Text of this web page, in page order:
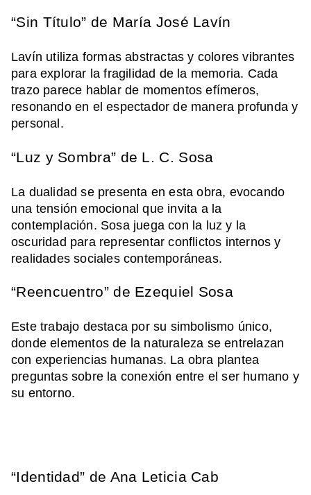
“Sin Título” de María José Lavín
Lavín utiliza formas abstractas y colores vibrantes
para explorar la fragilidad de la memoria. Cada
trazo parece hablar de momentos efímeros,
resonando en el espectador de manera profunda y
personal.
“Luz y Sombra” de L. C. Sosa
La dualidad se presenta en esta obra, evocando
una tensión emocional que invita a la
contemplación. Sosa juega con la luz y la
oscuridad para representar conflictos internos y
realidades sociales contemporáneas.
“Reencuentro” de Ezequiel Sosa
Este trabajo destaca por su simbolismo único,
donde elementos de la naturaleza se entrelazan
con experiencias humanas. La obra plantea
preguntas sobre la conexión entre el ser humano y
su entorno.
“Identidad” de Ana Leticia Cab